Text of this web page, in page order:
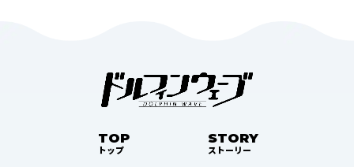
TOP
トップ
STORY
ストーリー